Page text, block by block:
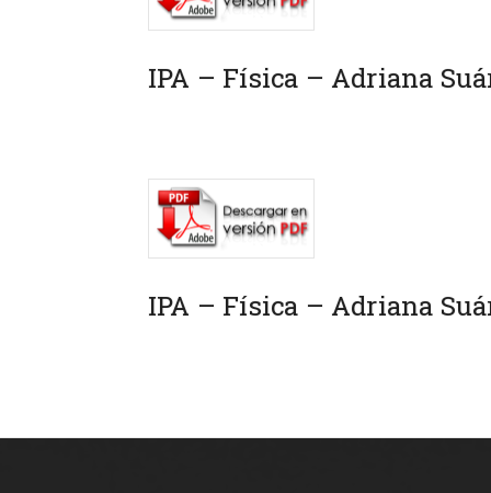
IPA – Física – Adriana
IPA – Física – Adriana